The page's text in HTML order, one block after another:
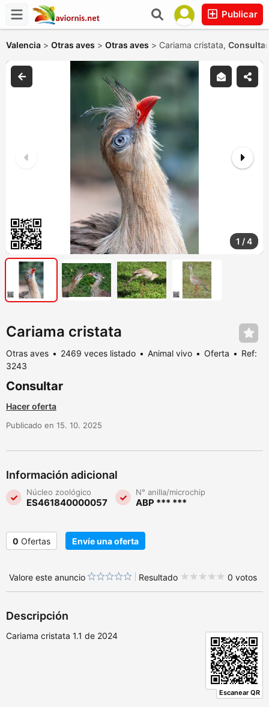
Publicar
Valencia > Otras aves > Otras aves > Cariama cristata, Consultar
1 /4
Cariama cristata
Otras aves 2469 veces listado Animal vivo Oferta
Ref:
3243
Consultar
Hacer oferta
Publicado en 15. 10. 2025
Información adicional
Núcleo zoológico
ES461840000057
N° anilla/microchip
ABP *** ***
0 Ofertas Envíe una oferta
Valore este anuncio Resultado 0 votos
Descripción
Escanear QR
Cariama cristata 1.1 de 2024